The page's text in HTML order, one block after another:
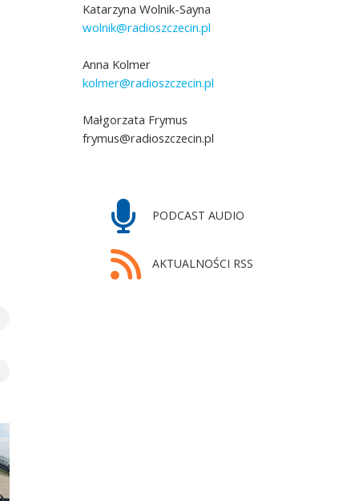
Katarzyna Wolnik-Sayna
wolnik@radioszczecin.pl
Anna Kolmer
kolmer@radioszczecin.pl
Małgorzata Frymus
frymus@radioszczecin.pl
PODCAST AUDIO
AKTUALNOŚCI RSS